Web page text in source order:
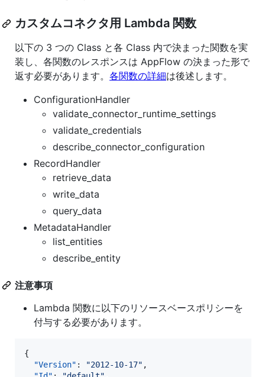
カスタムコネクタ用 Lambda 関数
以下の 3 つの Class と各 Class 内で決まった関数を実
装し、各関数のレスポンスは AppFlow の決まった形で
返す必要があります。 各関数の詳細は後述します。
ConfigurationHandler
validate_connector_runtime_settings
validate_credentials
describe_connector_configuration
RecordHandler
retrieve_data
write_data
query_data
MetadataHandler
list_entities
describe_entity
注意事項
Lambda 関数に以下のリソースベースポリシーを
付与する必要があります。
{
"Version" : "2012-10-17" ,